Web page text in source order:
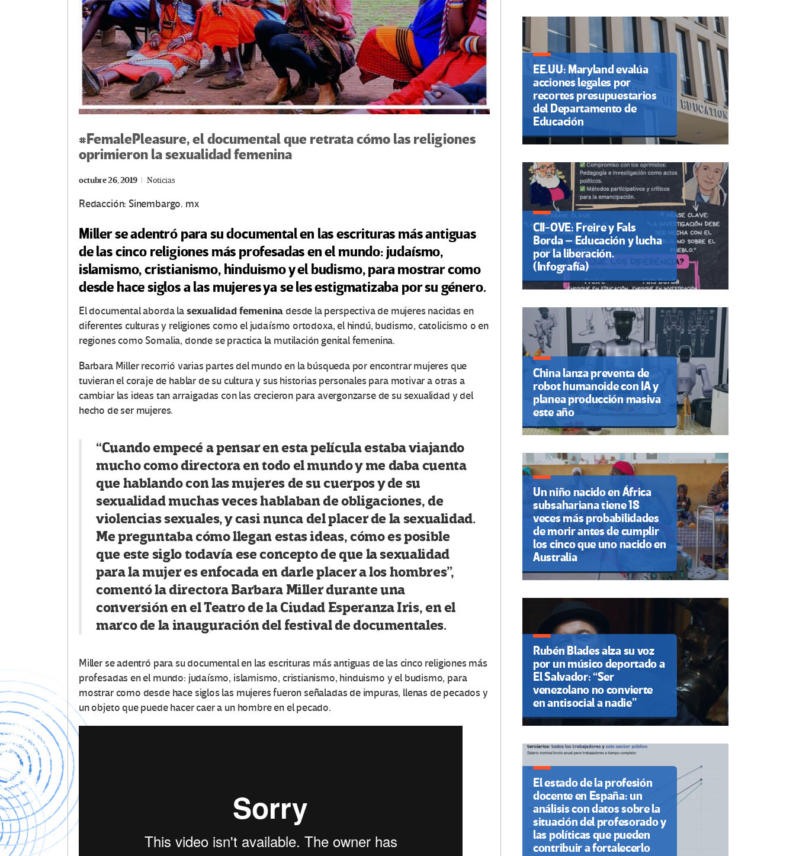
#FemalePleasure, el documental que retrata cómo las religiones
oprimieron la sexualidad femenina
octubre 26, 2019 Noticias
Redacción: Sinembargo. mx
Miller se adentró para su documental en las escrituras más antiguas
de las cinco religiones más profesadas en el mundo: judaísmo,
islamismo, cristianismo, hinduismo y el budismo, para mostrar como
desde hace siglos a las mujeres ya se les estigmatizaba por su género.
El documental aborda lasexualidad femeninadesde la perspectiva de mujeres nacidas en
diferentes culturas y religiones como el judaísmo ortodoxa, el hindú, budismo, catolicismo o en
regiones como Somalia, donde se practica la mutilación genital femenina.
Barbara Miller recorrió varias partes del mundo en la búsqueda por encontrar mujeres que
tuvieran el coraje de hablar de su cultura y sus historias personales para motivar a otras a
cambiar las ideas tan arraigadas con las crecieron para avergonzarse de su sexualidad y del
hecho de ser mujeres.
“Cuando empecé a pensar en esta película estaba viajando
mucho como directora en todo el mundo y me daba cuenta
que hablando con las mujeres de su cuerpos y de su
sexualidad muchas veces hablaban de obligaciones, de
violencias sexuales, y casi nunca del placer de la sexualidad.
Me preguntaba cómo llegan estas ideas, cómo es posible
que este siglo todavía ese concepto de que la sexualidad
para la mujer es enfocada en darle placer a los hombres”,
comentó la directora Barbara Miller durante una
conversión en el Teatro de la Ciudad Esperanza Iris, en el
marco de la inauguración del festival de documentales.
Miller se adentró para su documental en las escrituras más antiguas de las cinco religiones más
profesadas en el mundo: judaísmo, islamismo, cristianismo, hinduismo y el budismo, para
mostrar como desde hace siglos las mujeres fueron señaladas de impuras, llenas de pecados y
un objeto que puede hacer caer a un hombre en el pecado.
EE.UU: Maryland evalúa
acciones legales por
recortes presupuestarios
del Departamento de
Educación
CII-OVE: Freire y Fals
Borda – Educación y lucha
por la liberación.
(Infografía)
China lanza preventa de
robot humanoide con IA y
planea producción masiva
este año
Un niño nacido en África
subsahariana tiene 18
veces más probabilidades
de morir antes de cumplir
los cinco que uno nacido en
Australia
Rubén Blades alza su voz
por un músico deportado a
El Salvador: “Ser
venezolano no convierte
en antisocial a nadie”
El estado de la profesión
docente en España: un
análisis con datos sobre la
situación del profesorado y
las políticas que pueden
contribuir a fortalecerlo